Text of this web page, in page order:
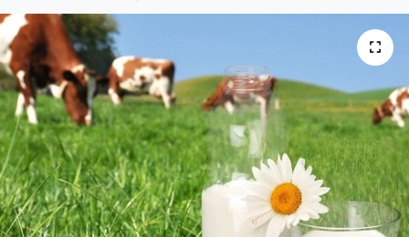
Spor